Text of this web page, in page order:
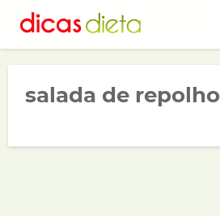
salada de repolho